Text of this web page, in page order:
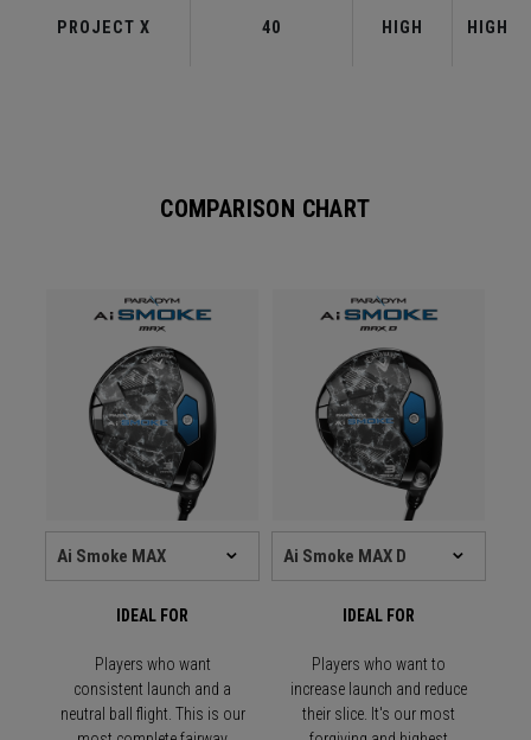
PROJECT X 40 HIGH HIGH
COMPARISON CHART
IDEAL FOR IDEAL FOR
Players who want
consistent launch and a
neutral ball flight. This is our
Players who want to
increase launch and reduce
their slice. It's our most